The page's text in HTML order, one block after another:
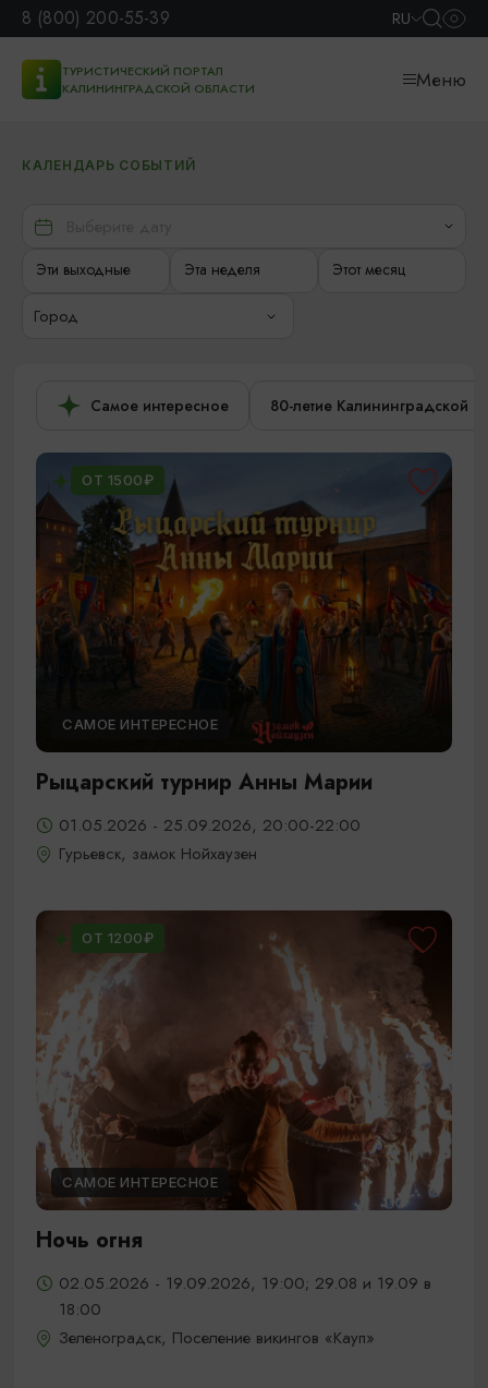
8 (800) 200-55-39 RU
ТУРИСТИЧЕСКИЙ ПОРТАЛ
КАЛИНИНГРАДСКОЙ ОБЛАСТИ
Меню
КАЛЕНДАРЬ СОБЫТИЙ
Эти выходные Эта неделя Этот месяц
Город
Самое интересное 80-летие Калининградской
ОТ 1500₽
САМОЕ ИНТЕРЕСНОЕ
Рыцарский турнир Анны Марии
01.05.2026 - 25.09.2026, 20:00-22:00
Гурьевск, замок Нойхаузен
ОТ 1200₽
САМОЕ ИНТЕРЕСНОЕ
Ночь огня
02.05.2026 - 19.09.2026, 19:00; 29.08 и 19.09 в
18:00
Зеленоградск, Поселение викингов «Кауп»